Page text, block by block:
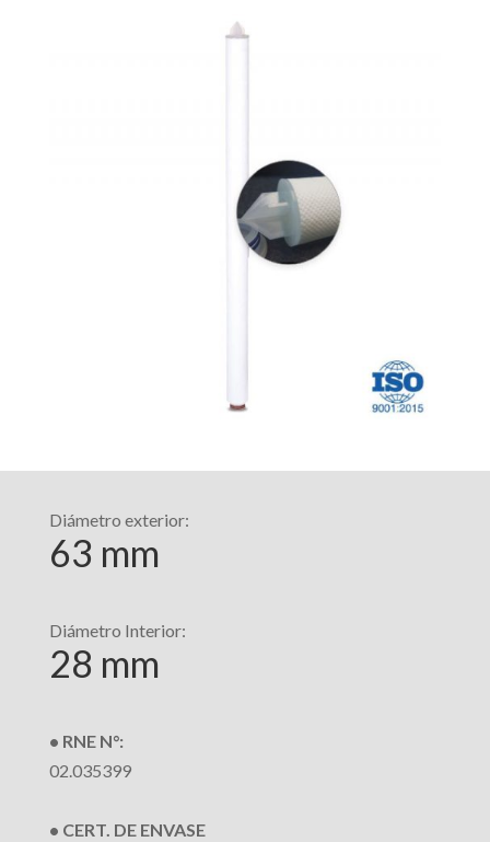
Diámetro exterior:
63 mm
Diámetro Interior:
28 mm
• RNE N°:
02.035399
• CERT. DE ENVASE